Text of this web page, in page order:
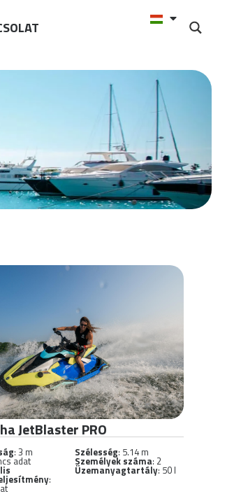
JetBlaster PRO
: 3 m Szélesség: 5.14 m
adat Személyek száma: 2
:
Üzemanyagtartály: 50 l